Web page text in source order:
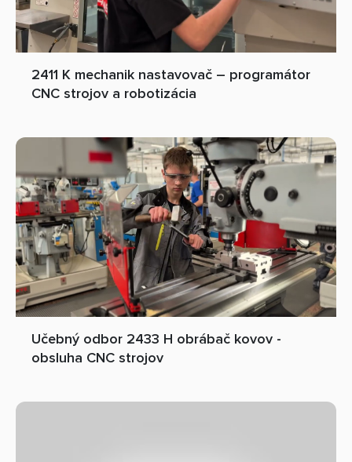
2411 K mechanik nastavovač – programátor
CNC strojov a robotizácia
Učebný odbor 2433 H obrábač kovov -
obsluha CNC strojov